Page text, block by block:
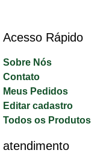
Acesso Rápido​
Sobre Nós
Contato
Meus Pedidos
Editar cadastro
Todos os Produtos
atendimento